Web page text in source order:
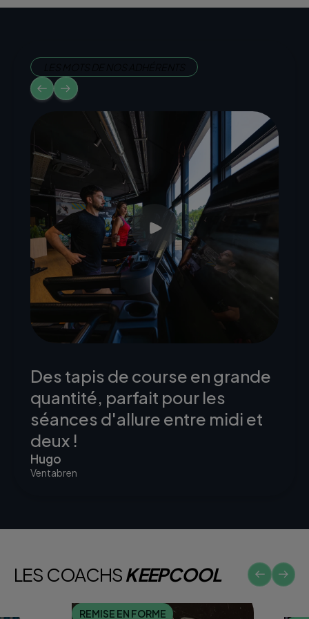
Des tapis de course en grande
quantité, parfait pour les
séances d'allure entre midi et
deux !
Hugo
Ventabren
LES COACHSKEEPCOOL
REMISE EN FORME